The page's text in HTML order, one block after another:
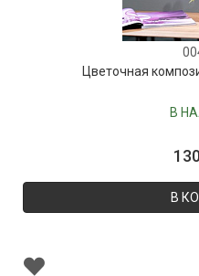
Цветочная
В
В